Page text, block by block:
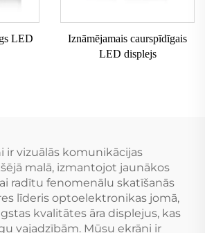
LED
Iznāmējamais caurspīdīgais
LED displejs
ir vizuālās komunikācijas
malā, izmantojot jaunākos
radītu fenomenālu skatīšanās
līderis optoelektronikas jomā,
kvalitātes āra displejus, kas
vajadzībām. Mūsu ekrāni ir